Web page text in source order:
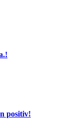
positiv!